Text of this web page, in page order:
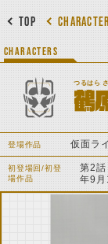
TOP
CHARACTERS
つるはら
鶴
登場作品 仮面ラ
初登場回/初登
場作品
第2
年9